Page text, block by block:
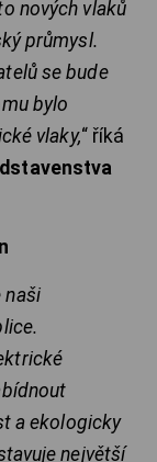
nových vlaků
průmysl.
se bude
bylo
vlaky,“ říká
naši
a ekologicky
největší